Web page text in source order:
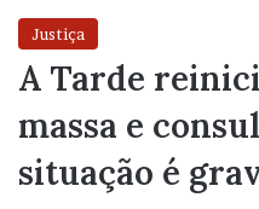
Justiça
A Tarde
massa e
situação é